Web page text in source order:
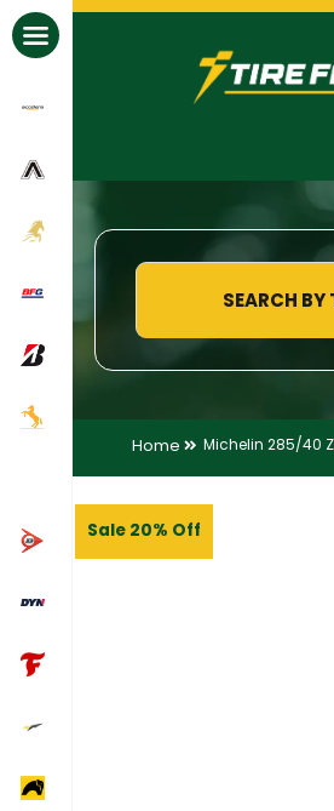
SEARCH BY
Home Michelin 285/40
Sale 20% Off